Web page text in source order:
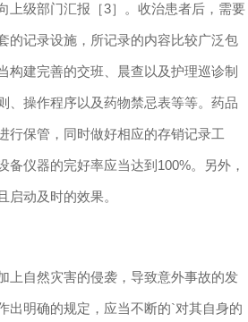
上级部门汇报［3］。收治患者后，需要
的记录设施，所记录的内容比较广泛包
建完善的交班、晨查以及护理巡诊制
、操作程序以及药物禁忌表等等。药品
行保管，同时做好相应的存销记录工
仪器的完好率应当达到100%。另外，
动及时的效果。
上自然灾害的侵袭，导致意外事故的发
出明确的规定，应当不断的`对其自身的